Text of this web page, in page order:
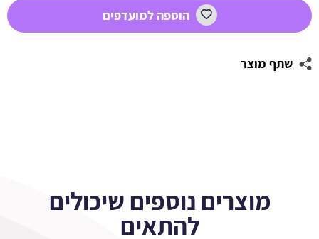
הוספה למועדפים
שתף מוצר
מוצרים נוספים שיכולים
להתאים